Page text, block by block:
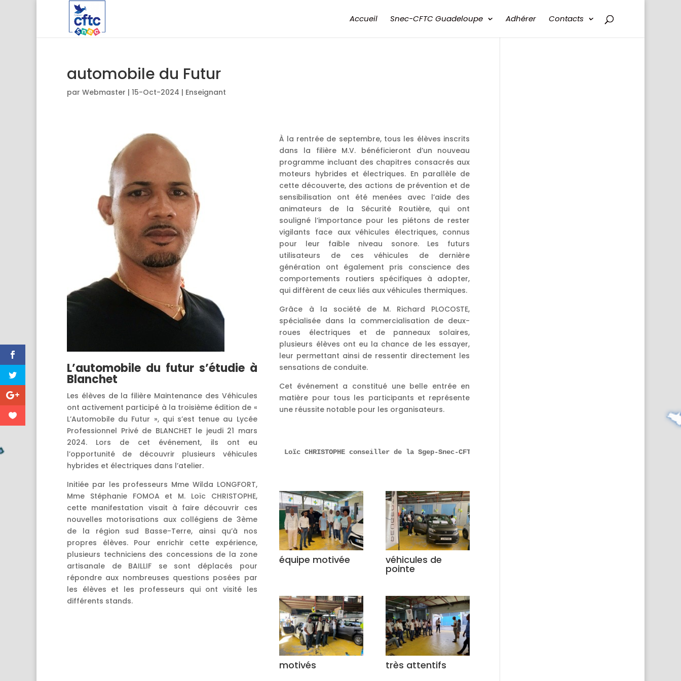
Accueil Snec-CFTC Guadeloupe Adhérer Contacts
automobile du Futur
par Webmaster | 15-Oct-2024 | Enseignant
L’automobile du futur s’étudie à
Blanchet
Les élèves de la filière Maintenance des Véhicules
ont activement participé à la troisième édition de «
L’Automobile du Futur », qui s’est tenue au Lycée
Professionnel Privé de BLANCHET le jeudi 21 mars
2024. Lors de cet événement, ils ont eu
l’opportunité de découvrir plusieurs véhicules
hybrides et électriques dans l’atelier.
Initiée par les professeurs Mme Wilda LONGFORT,
Mme Stéphanie FOMOA et M. Loïc CHRISTOPHE,
cette manifestation visait à faire découvrir ces
nouvelles motorisations aux collégiens de 3ème
de la région sud Basse-Terre, ainsi qu’à nos
propres élèves. Pour enrichir cette expérience,
plusieurs techniciens des concessions de la zone
artisanale de BAILLIF se sont déplacés pour
répondre aux nombreuses questions posées par
les élèves et les professeurs qui ont visité les
différents stands.
À la rentrée de septembre, tous les élèves inscrits
dans la filière M.V. bénéficieront d’un nouveau
programme incluant des chapitres consacrés aux
moteurs hybrides et électriques. En parallèle de
cette découverte, des actions de prévention et de
sensibilisation ont été menées avec l’aide des
animateurs de la Sécurité Routière, qui ont
souligné l’importance pour les piétons de rester
vigilants face aux véhicules électriques, connus
pour leur faible niveau sonore. Les futurs
utilisateurs de ces véhicules de dernière
génération ont également pris conscience des
comportements routiers spécifiques à adopter,
qui diffèrent de ceux liés aux véhicules thermiques.
Grâce à la société de M. Richard PLOCOSTE,
spécialisée dans la commercialisation de deux-
roues électriques et de panneaux solaires,
plusieurs élèves ont eu la chance de les essayer,
leur permettant ainsi de ressentir directement les
sensations de conduite.
Cet événement a constitué une belle entrée en
matière pour tous les participants et représente
une réussite notable pour les organisateurs.
Loïc CHRISTOPHE conseiller de la Sgep-Snec-CFTC
équipe motivée véhicules de
pointe
motivés très attentifs